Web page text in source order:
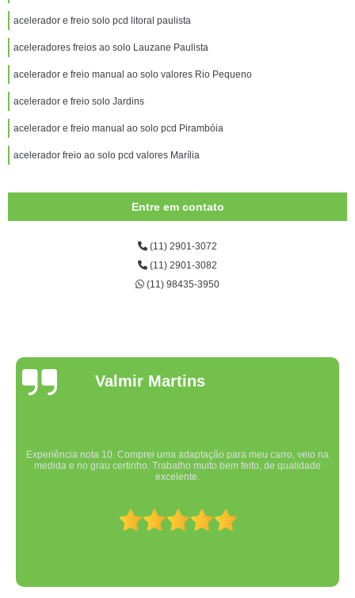
acelerador e freio solo pcd litoral paulista
aceleradores freios ao solo Lauzane Paulista
acelerador e freio manual ao solo valores Rio Pequeno
acelerador e freio solo Jardins
acelerador e freio manual ao solo pcd Pirambóia
acelerador freio ao solo pcd valores Marília
Entre em contato
(11) 2901-3072
(11) 2901-3082
(11) 98435-3950
Valmir Martins
Experiência nota 10. Comprei uma adaptação para meu carro, veio na
medida e no grau certinho. Trabalho muito bem feito, de qualidade
excelente.